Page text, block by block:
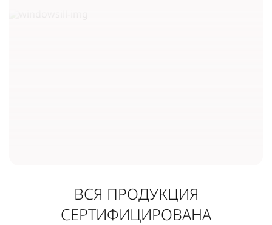
ВСЯ ПРОДУКЦИЯ
СЕРТИФИЦИРОВАНА